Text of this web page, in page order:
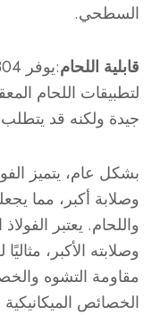
السطحي.
قابلية اللحام
جيدة ولكنه قد يتطلب
وصلابة أكبر، مما
وصلابته الأكبر،
مقاومة التشوه
الخصائص